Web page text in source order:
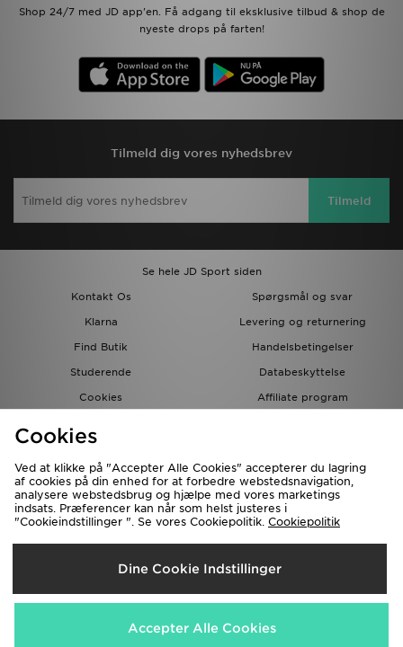
Shop 24/7 med JD app'en. Få adgang til eksklusive tilbud & shop de
nyeste drops på farten!
Tilmeld dig vores nyhedsbrev
Tilmeld
Se hele JD Sport siden
Kontakt Os
Spørgsmål og svar
Klarna
Levering og returnering
Find Butik
Handelsbetingelser
Studerende
Databeskyttelse
Cookies
Affiliate program
Forsendelse Til
Danmark
Vi accepterer de følgende betalingsmetoder
Cookies
Ved at klikke på "Accepter Alle Cookies" accepterer du lagring
af cookies på din enhed for at forbedre webstedsnavigation,
analysere webstedsbrug og hjælpe med vores marketings
indsats. Præferencer kan når som helst justeres i
"Cookieindstillinger ". Se vores Cookiepolitik. Cookiepolitik
Dine Cookie Indstillinger
Accepter Alle Cookies